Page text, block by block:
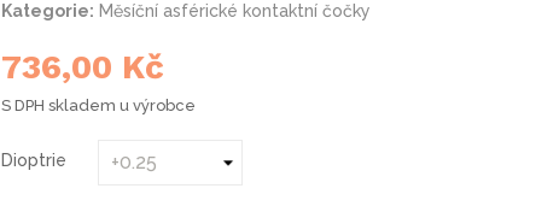
Kategorie: Měsíční asférické kontaktní čočky
736,00 Kč
S DPH skladem u výrobce
Dioptrie